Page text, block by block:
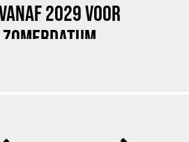
2029 VOOR